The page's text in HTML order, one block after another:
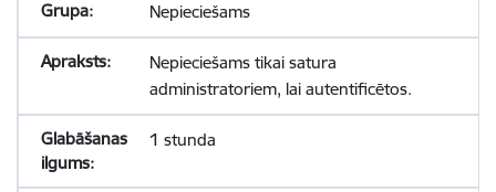
Nepieciešams
Nepieciešams tikai satura
administratoriem, lai autentificētos.
1 stunda